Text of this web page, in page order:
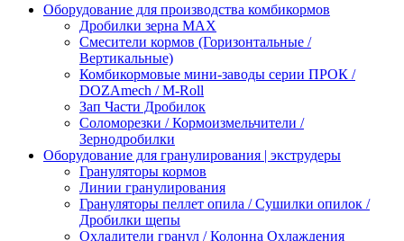
Оборудование для производства комбикормов
Дробилки зерна МАХ
Смесители кормов (Горизонтальные /
Вертикальные)
Комбикормовые мини-заводы серии ПРОК /
DOZAmech / M-Roll
Зап Части Дробилок
Соломорезки / Кормоизмельчители /
Зернодробилки
Оборудование для гранулирования | экструдеры
Грануляторы кормов
Линии гранулирования
Грануляторы пеллет опила / Сушилки опилок /
Дробилки щепы
Охладители гранул / Колонна Охлаждения